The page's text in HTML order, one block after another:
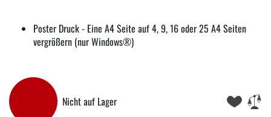
Poster Druck - Eine A4 Seite auf 4, 9, 16 oder 25 A4 Seiten
vergrößern (nur Windows®)
Nicht auf Lager